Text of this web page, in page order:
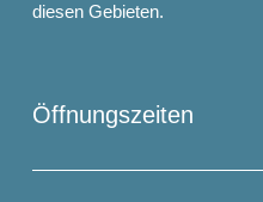
diesen Gebieten.
Öffnungszeiten